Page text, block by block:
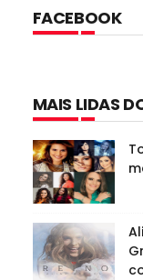
FACEBOOK
MAIS LIDAS